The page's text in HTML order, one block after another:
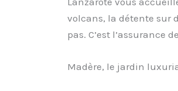
volcans, la détente sur
pas. C’est l’assurance de
Madère, le jardin